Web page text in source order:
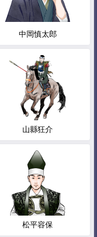
中岡慎太郎
山縣狂介
松平容保